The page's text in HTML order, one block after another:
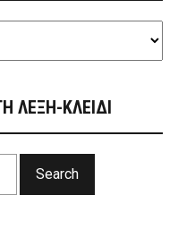
ΛΕΞΗ-ΚΛΕΙΔΙ
Search